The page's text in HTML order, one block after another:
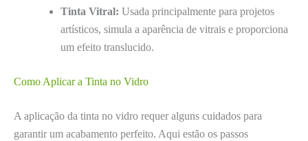
Tinta Vitral: Usada principalmente para projetos
artísticos, simula a aparência de vitrais e proporciona
um efeito translucido.
Como Aplicar a Tinta no Vidro
A aplicação da tinta no vidro requer alguns cuidados para
garantir um acabamento perfeito. Aqui estão os passos